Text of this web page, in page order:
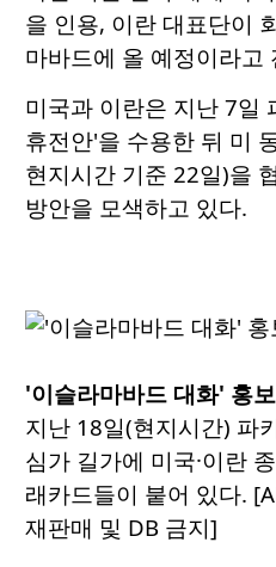
을 인용, 이란 대표단이
마바드에 올 예정이라고
미국과 이란은 지난 7일
휴전안'을 수용한 뒤 미
현지시간 기준 22일)을
방안을 모색하고 있다.
'이슬라마바드 대화' 홍
지난 18일(현지시간) 파
심가 길가에 미국·이란
래카드들이 붙어 있다.
재판매 및 DB 금지]